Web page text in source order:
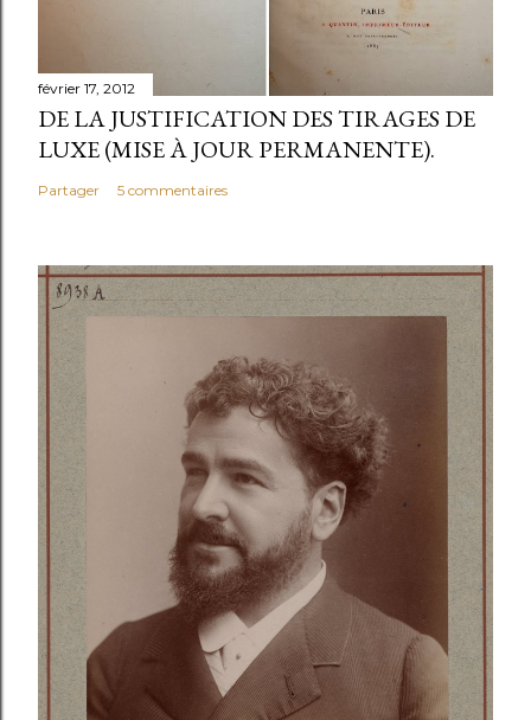
n
c
o
m
n
t
a
e
février 17, 2012
DE LA JUSTIFICATION DES TIRAGES DE
LUXE (MISE À JOUR PERMANENTE).
Partager 5 commentaires